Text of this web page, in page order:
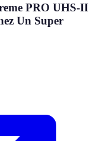
PRO UHS-II
Un Super